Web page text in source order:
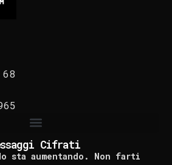
Cifrati
sta aumentando. Non farti